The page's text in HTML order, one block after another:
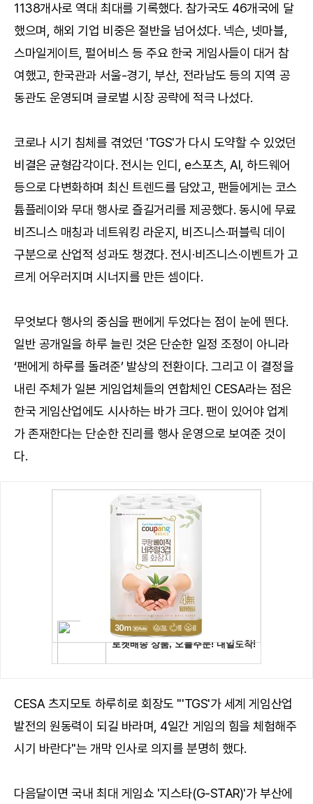
1138개사로 역대 최대를 기록했다. 참가국도 46개국에 달
했으며, 해외 기업 비중은 절반을 넘어섰다. 넥슨, 넷마블,
스마일게이트, 펄어비스 등 주요 한국 게임사들이 대거 참
여했고, 한국관과 서울-경기, 부산, 전라남도 등의 지역 공
동관도 운영되며 글로벌 시장 공략에 적극 나섰다.
코로나 시기 침체를 겪었던 'TGS'가 다시 도약할 수 있었던
비결은 균형감각이다. 전시는 인디, e스포츠, AI, 하드웨어
등으로 다변화하며 최신 트렌드를 담았고, 팬들에게는 코스
튬플레이와 무대 행사로 즐길거리를 제공했다. 동시에 무료
비즈니스 매칭과 네트워킹 라운지, 비즈니스·퍼블릭 데이
구분으로 산업적 성과도 챙겼다. 전시·비즈니스·이벤트가 고
르게 어우러지며 시너지를 만든 셈이다.
무엇보다 행사의 중심을 팬에게 두었다는 점이 눈에 띈다.
일반 공개일을 하루 늘린 것은 단순한 일정 조정이 아니라
‘팬에게 하루를 돌려준’ 발상의 전환이다. 그리고 이 결정을
내린 주체가 일본 게임업체들의 연합체인 CESA라는 점은
한국 게임산업에도 시사하는 바가 크다. 팬이 있어야 업계
가 존재한다는 단순한 진리를 행사 운영으로 보여준 것이
다.
CESA 츠지모토 하루히로 회장도 "'TGS'가 세계 게임산업
발전의 원동력이 되길 바라며, 4일간 게임의 힘을 체험해주
시기 바란다"는 개막 인사로 의지를 분명히 했다.
다음달이면 국내 최대 게임쇼 '지스타(G-STAR)'가 부산에